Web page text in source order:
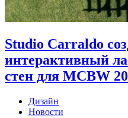
Studio Carraldo
интерактивный
стен для MCBW
Дизайн
Новости